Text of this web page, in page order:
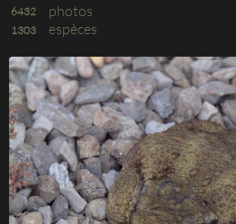
6432 photos
1303 espèces